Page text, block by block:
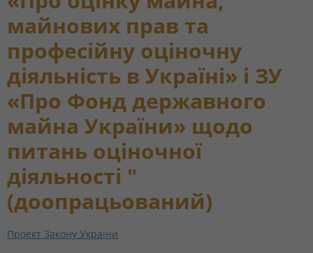
майнових прав та
професійну оціночну
діяльність в Україні» і ЗУ
«Про Фонд державного
майна України» щодо
питань оціночної
діяльності "
(доопрацьований)
Проект Закону України